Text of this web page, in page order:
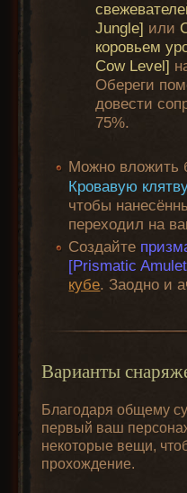
Jungle] или
коровьем
Cow Level]
Обереги
довести
75%.
Можно вложить
Кровавую
чтобы
переходил на
Создайте
[Prismatic
кубе. Заодно и
Варианты
Благодаря общему
первый ваш
некоторые вещи,
прохождение.